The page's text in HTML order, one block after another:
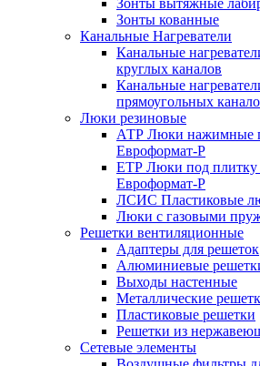
Зонты вытяжные
Зонты кованные
Канальные Нагреватели
Канальные
круглых каналов
Канальные
прямоугольных
Люки резиновые
АТР Люки нажимные
Евроформат-Р
ЕТР Люки под
Евроформат-Р
ЛСИС Пластиковые
Люки с газовыми
Решетки вентиляционные
Адаптеры для решеток
Алюминиевые
Выходы настенные
Металлические
Пластиковые решетки
Решетки из
Сетевые элементы